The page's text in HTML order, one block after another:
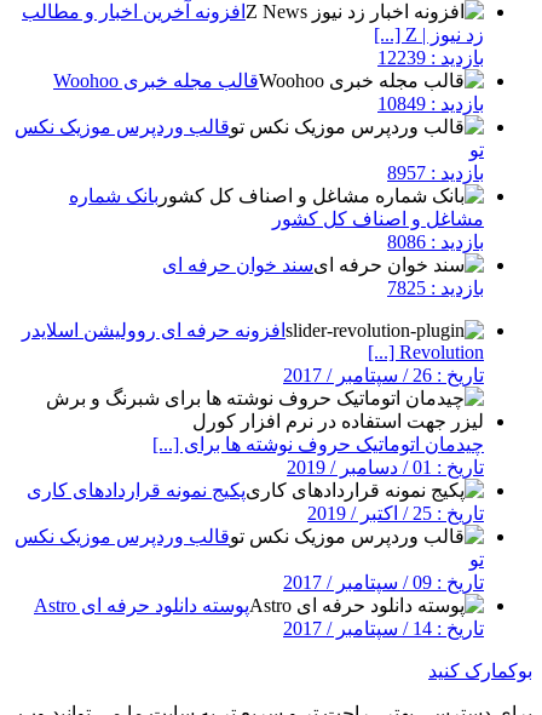
افزونه آخرین اخبار و مطالب
زد نیوز | Z [...]
بازدید : 12239
قالب مجله خبری Woohoo
بازدید : 10849
قالب وردپرس موزیک نکس
تو
بازدید : 8957
بانک شماره
مشاغل و اصناف کل کشور
بازدید : 8086
سند خوان حرفه ای
بازدید : 7825
افزونه حرفه ای روولیشن اسلایدر
Revolution [...]
تاریخ : 26 / سپتامبر / 2017
چیدمان اتوماتیک حروف نوشته ها برای [...]
تاریخ : 01 / دسامبر / 2019
پکیج نمونه قراردادهای کاری
تاریخ : 25 / اکتبر / 2019
قالب وردپرس موزیک نکس
تو
تاریخ : 09 / سپتامبر / 2017
پوسته دانلود حرفه ای Astro
تاریخ : 14 / سپتامبر / 2017
بوکمارک کنید